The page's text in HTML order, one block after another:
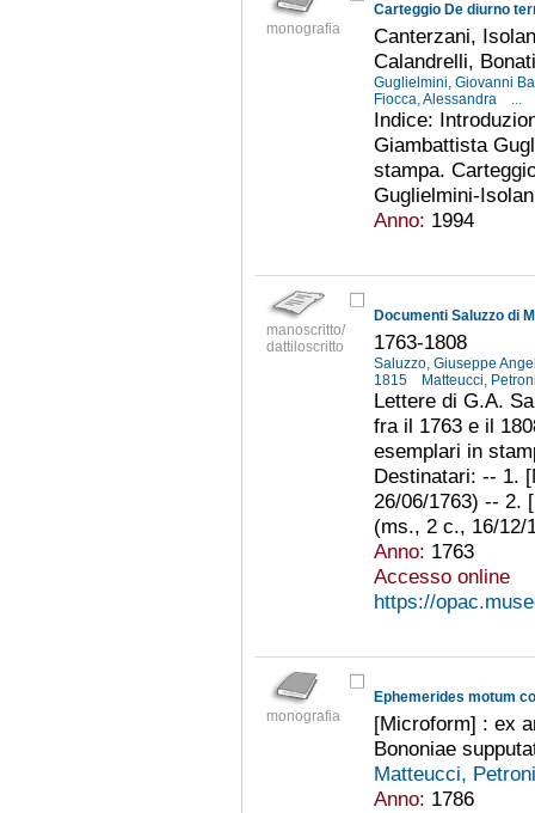
monografia
Carteggio De diurno
Canterzani,
Calandrelli, Bonati
Guglielmini, Giovanni
Fiocca, Alessandra
...
Indice:
Giambattista
stampa.
Guglielmini-
Anno: 1994
manoscritto/
dattiloscritto
Documenti Saluzzo di
1763-1808
Saluzzo, Giuseppe
1815
Matteucci,
Lettere di G.A.
fra il 1763 e il
esemplari in
Destinatari: -- 1.
26/06/1763) -- 2.
(ms., 2 c., 16/12/
Anno: 1763
Accesso online
https://
monografia
Ephemerides motum
[Microform] : ex
Bononiae
Matteucci,
Anno: 1786